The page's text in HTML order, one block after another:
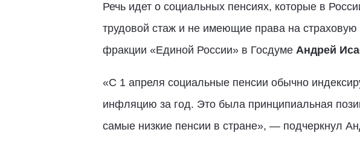
Речь идет о социальных пенсиях, которые в
трудовой стаж и не имеющие права на страховую
фракции «Единой России» в Госдуме Андрей
«С 1 апреля социальные пенсии обычно
инфляцию за год. Это была принципиальная
самые низкие пенсии в стране», — подчеркнул